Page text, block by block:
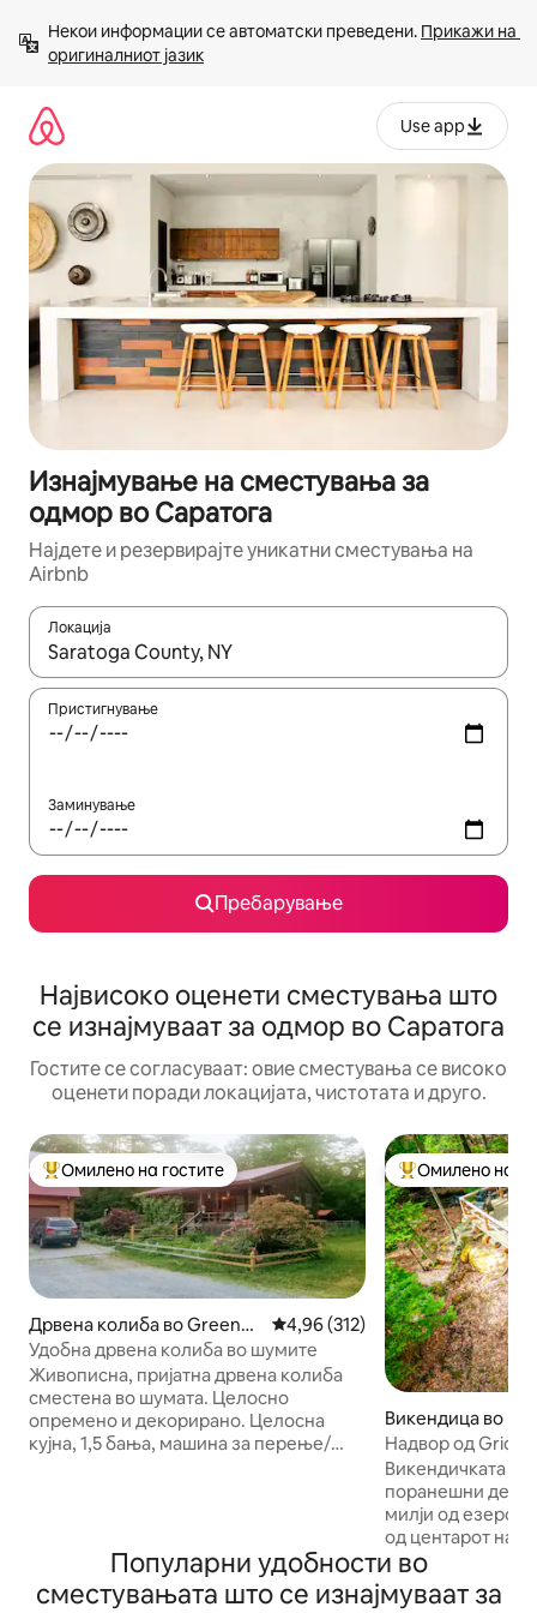
содржина
Некои информации се автоматски преведени. Прикажи на
оригиналниот јазик
Use app
Изнајмување на сместувања за
одмор во Саратога
Најдете и резервирајте уникатни сместувања на
Airbnb
Локација
Кога резултатите се достапни, движете се со копчињата
Пристигнување
Заминување
Пребарување
Највисоко оценети сместувања што
се изнајмуваат за одмор во Саратога
Гостите се согласуваат: овие сместувања се високо
оценети поради локацијата, чистотата и друго.
Меѓу најуспешните „Омилени на гостите“
Омилено на гостите
Дрвена колиба во Greenfie
ld Center
Просечна оцена: 4,96 од 5,
4,96 (312)
Удобна дрвена колиба во шумите
Живописна, пријатна дрвена колиба
сместена во шумата. Целосно
опремено и декорирано. Целосна
кујна, 1,5 бања, машина за перење/
Погледнете ги сликите за димензиите
на креветот. Пристапно за лица со
попреченост, простор со биро, wifi,
МеѓуОмилено на
Викендица во
e
Надвор од Grid
поток кој седи
Викендичката во
поранешни
милји од
од центарот на
Погодно за
имот од затворен тип -
Поглед на поток
Популарни удобности во
сместувањата што се изнајмуваат за